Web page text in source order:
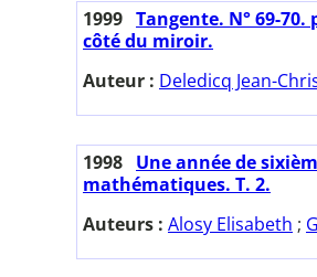
1999 Tangente. N° 69-70.
côté du miroir.
Auteur : Deledicq Jean-
1998 Une année de
mathématiques. T. 2.
Auteurs : Alosy Elisabeth ;